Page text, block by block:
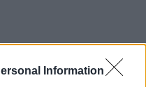
Information